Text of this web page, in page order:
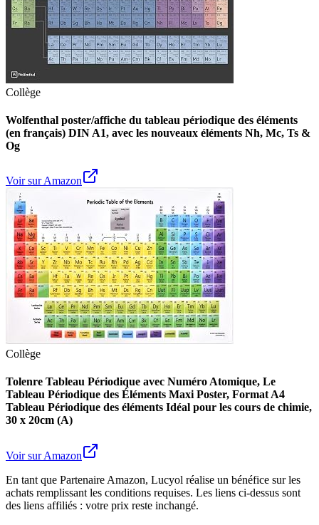
Collège
Wolfenthal poster/affiche du tableau périodique des éléments
(en français) DIN A1, avec les nouveaux éléments Nh, Mc, Ts &
Og
Voir sur Amazon
Collège
Tolenre Tableau Périodique avec Numéro Atomique, Le
Tableau Périodique des Éléments Maxi Poster, Format A4
Tableau Périodique des éléments Idéal pour les cours de chimie,
30 x 20cm (A)
Voir sur Amazon
En tant que Partenaire Amazon, Lucyol réalise un bénéfice sur les
achats remplissant les conditions requises. Les liens ci-dessus sont
des liens affiliés : votre prix reste inchangé.